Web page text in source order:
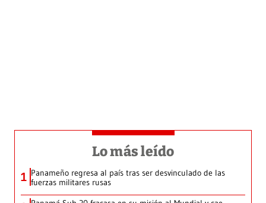
Lo más leído
1 Panameño regresa al país tras ser desvinculado de las
fuerzas militares rusas